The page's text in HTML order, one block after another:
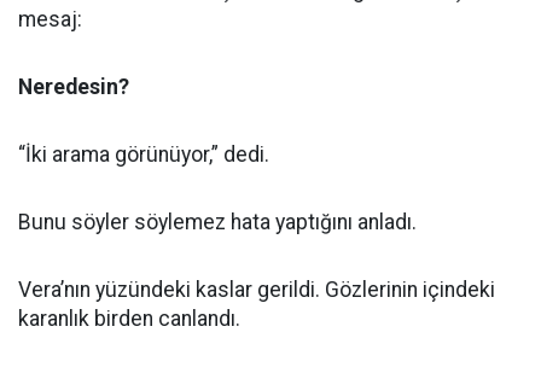
mesaj:
Neredesin?
“İki arama görünüyor,” dedi.
Bunu söyler söylemez hata yaptığını anladı.
Vera’nın yüzündeki kaslar gerildi. Gözlerinin içindeki
karanlık birden canlandı.